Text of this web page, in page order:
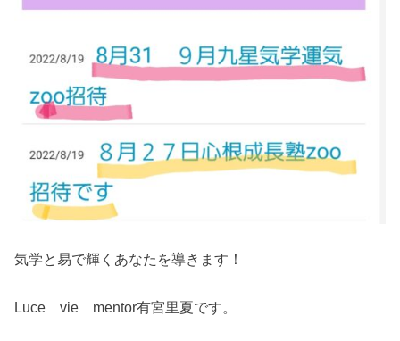
気学と易で輝くあなたを導きます！
Luce vie mentor有宮里夏です。